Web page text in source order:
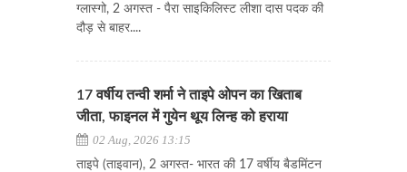
ग्लास्गो, 2 अगस्त - पैरा साइकिलिस्ट लीशा दास पदक की
दौड़ से बाहर....
17 वर्षीय तन्वी शर्मा ने ताइपे ओपन का खिताब
जीता, फाइनल में गुयेन थूय लिन्ह को हराया
02 Aug, 2026 13:15
ताइपे (ताइवान), 2 अगस्त- भारत की 17 वर्षीय बैडमिंटन